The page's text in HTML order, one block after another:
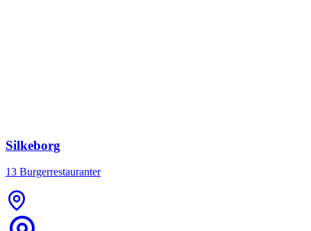
Silkeborg
13 Burgerrestauranter